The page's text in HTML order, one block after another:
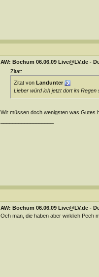
AW: Bochum 06.06.09 Live@LV.de -
Zitat:
Zitat von Landunter
Lieber würd ich jetzt dort im
Wir müssen doch wenigsten was Gutes
AW: Bochum 06.06.09 Live@LV.de -
Och man, die haben aber wirklich Pech